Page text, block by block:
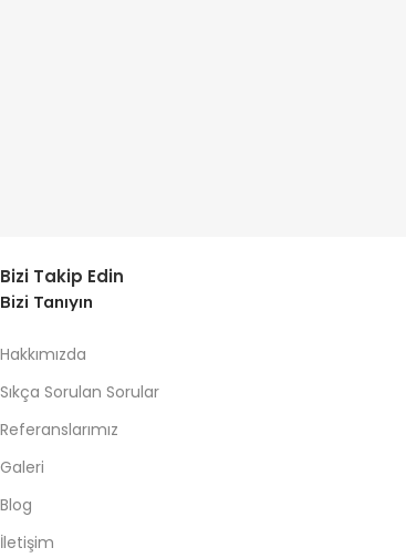
Bizi Takip Edin
Bizi Tanıyın
Hakkımızda
Sıkça Sorulan Sorular
Referanslarımız
Galeri
Blog
İletişim